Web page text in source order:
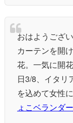
おはようござい
カーテンを開
花。一気に開
日3/8、イタリ
を込めて女性
ょこベランダー